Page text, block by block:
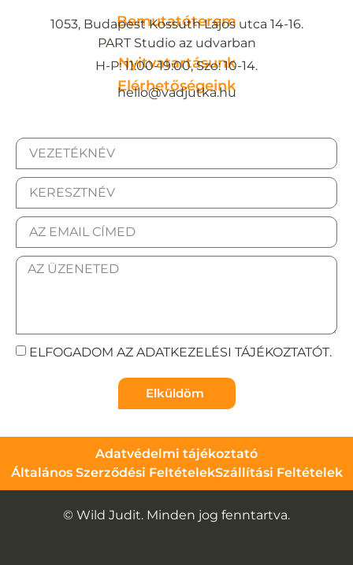
Bemutatóterem
1053, Budapest Kossuth Lajos utca 14-16.
PART Studio az udvarban
Nyitvatartásunk
H-P: 11:00-19:00, Szo: 10-14.
Elérhetőségeink
hello@vadjutka.hu
ELFOGADOM AZ ADATKEZELÉSI TÁJÉKOZTATÓT.
Elküldöm
Adatvédelmi tájékoztató
Általános Szerződési FeltételekSzállítási Feltételek
© Wild Judit. Minden jog fenntartva.